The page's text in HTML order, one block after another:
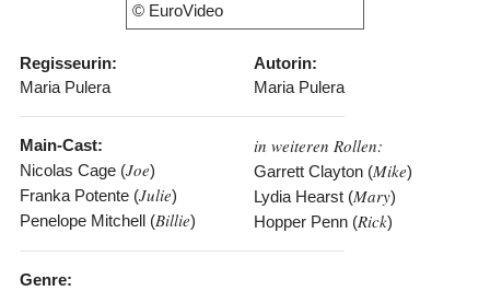
© EuroVideo
Regisseurin:
Maria Pulera
Autorin:
Maria Pulera
Main-Cast:
Nicolas Cage (Joe)
Franka Potente (Julie)
Penelope Mitchell (Billie)
in weiteren Rollen:
Garrett Clayton (Mike)
Lydia Hearst (Mary)
Hopper Penn (Rick)
Genre: